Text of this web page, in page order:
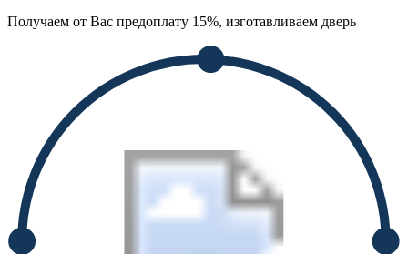
Получаем от Вас предоплату 15%, изготавливаем дверь